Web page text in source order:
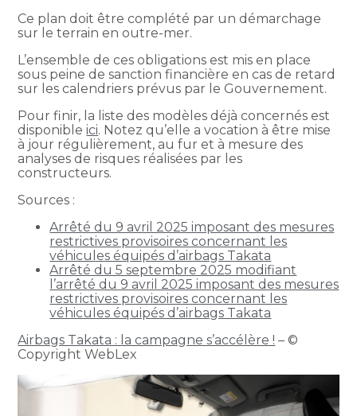
Ce plan doit être complété par un démarchage
sur le terrain en outre-mer.
L’ensemble de ces obligations est mis en place
sous peine de sanction financière en cas de retard
sur les calendriers prévus par le Gouvernement.
Pour finir, la liste des modèles déjà concernés est
disponibleici. Notez qu’elle a vocation à être mise
à jour régulièrement, au fur et à mesure des
analyses de risques réalisées par les
constructeurs.
Sources :
Arrêté du 9 avril 2025 imposant des mesures
restrictives provisoires concernant les
véhicules équipés d’airbags Takata
Arrêté du 5 septembre 2025 modifiant
l’arrêté du 9 avril 2025 imposant des mesures
restrictives provisoires concernant les
véhicules équipés d’airbags Takata
Airbags Takata : la campagne s’accélère ! – ©
Copyright WebLex